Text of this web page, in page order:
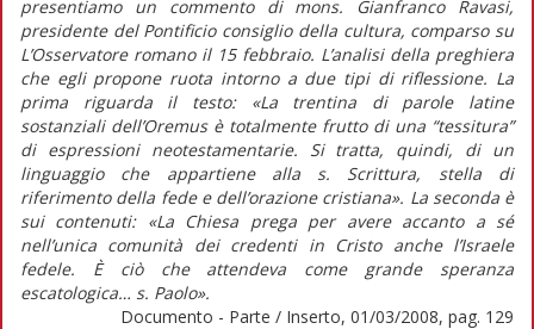
presentiamo un commento di mons. Gianfranco Ravasi,
presidente del Pontificio consiglio della cultura, comparso su
L’Osservatore romano il 15 febbraio. L’analisi della preghiera
che egli propone ruota intorno a due tipi di riflessione. La
prima riguarda il testo: «La trentina di parole latine
sostanziali dell’Oremus è totalmente frutto di una “tessitura”
di espressioni neotestamentarie. Si tratta, quindi, di un
linguaggio che appartiene alla s. Scrittura, stella di
riferimento della fede e dell’orazione cristiana». La seconda è
sui contenuti: «La Chiesa prega per avere accanto a sé
nell’unica comunità dei credenti in Cristo anche l’Israele
fedele. È ciò che attendeva come grande speranza
escatologica… s. Paolo».
Documento - Parte / Inserto, 01/03/2008, pag. 129